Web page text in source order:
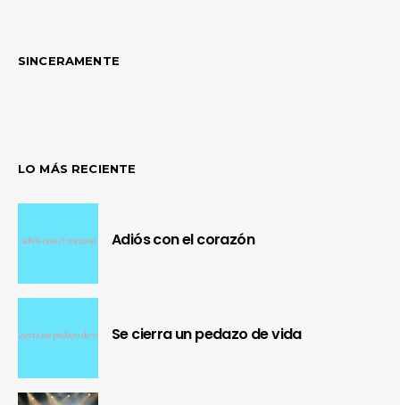
SINCERAMENTE
LO MÁS RECIENTE
Adiós con el corazón
Se cierra un pedazo de vida